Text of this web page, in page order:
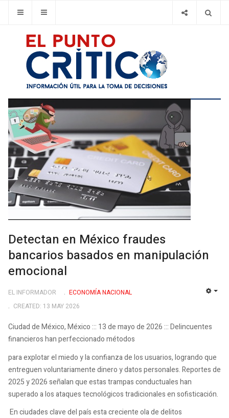
Detectan en México fraudes
bancarios basados en manipulación
emocional
EL INFORMADOR
ECONOMÍ­A NACIONAL
CREATED: 13 MAY 2026
Ciudad de México, México ::: 13 de mayo de 2026 ::: Delincuentes
financieros han perfeccionado métodos
para explotar el miedo y la confianza de los usuarios, logrando que
entreguen voluntariamente dinero y datos personales. Reportes de
2025 y 2026 señalan que estas trampas conductuales han
superado a los ataques tecnológicos tradicionales en sofisticación.
En ciudades clave del país esta creciente ola de delitos